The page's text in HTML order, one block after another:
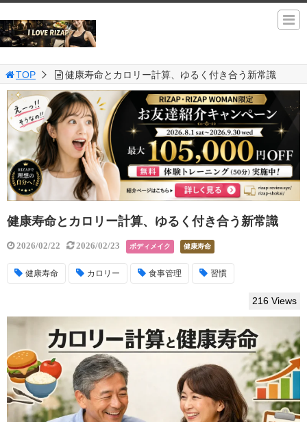
TOP 健康寿命とカロリー計算、ゆるく付き合う新常識
健康寿命とカロリー計算、ゆるく付き合う新常識
2026/02/22 2026/02/23 ボディメイク 健康寿命
健康寿命 カロリー 食事管理 習慣
216 Views